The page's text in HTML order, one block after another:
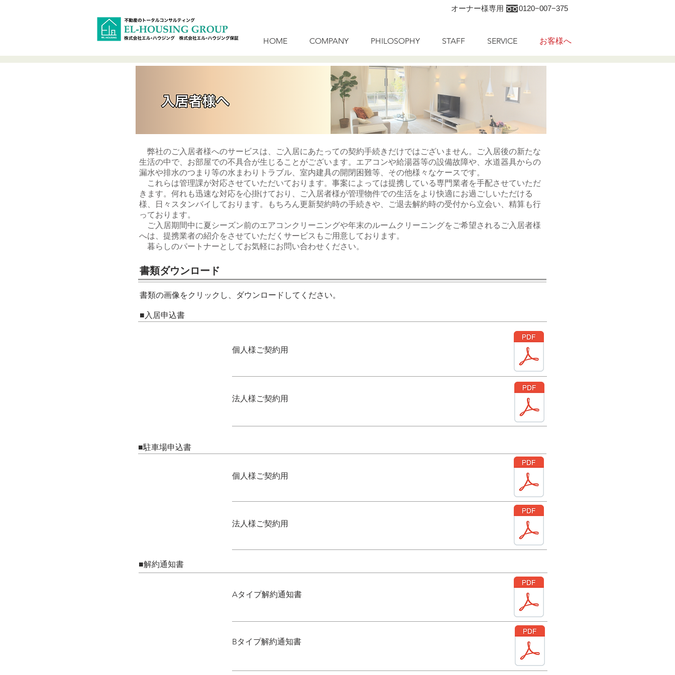
HOME COMPANY PHILOSOPHY STAFF SERVICE お客様へ
オーナー様専用 0120−007−375
弊社のご入居者様へのサービスは、ご入居にあたっての契約手続きだけではございません。ご入居後の新たな
生活の中で、お部屋での不具合が生じることがございます。エアコンや給湯器等の設備故障や、水道器具からの
漏水や排水のつまり等の水まわりトラブル、室内建具の開閉困難等、その他様々なケースです。
これらは管理課が対応させていただいております。事案によっては提携している専門業者を手配させていただ
きます。何れも迅速な対応を心掛けており、ご入居者様が管理物件での生活をより快適にお過ごしいただける
様、日々スタンバイしております。もちろん更新契約時の手続きや、ご退去解約時の受付から立会い、精算も行
っております。
ご入居期間中に夏シーズン前のエアコンクリーニングや年末のルームクリーニングをご希望されるご入居者様
へは、提携業者の紹介をさせていただくサービスもご用意しております。
暮らしのパートナーとしてお気軽にお問い合わせください。
書類ダウンロード
書類の画像をクリックし、ダウンロードしてください。
■入居申込書
個人様ご契約用
法人様ご契約用
■駐車場申込書
個人様ご契約用
法人様ご契約用
■解約通知書
​Aタイプ解約通知書
Bタイプ解約通知書